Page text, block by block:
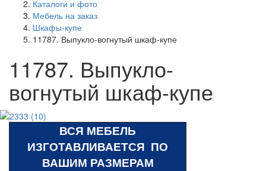
Каталоги и фото
Мебель на заказ
Шкафы-купе
11787. Выпукло-вогнутый шкаф-купе
11787. Выпукло-
вогнутый шкаф-купе
ВСЯ МЕБЕЛЬ
ИЗГОТАВЛИВАЕТСЯ ПО
ВАШИМ РАЗМЕРАМ